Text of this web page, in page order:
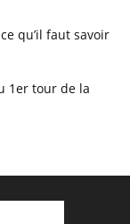
qu’il faut savoir
1er tour de la